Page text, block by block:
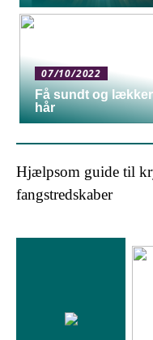
07/10/2022
Få sundt og
hår
Hjælpsom guide til
fangstredskaber